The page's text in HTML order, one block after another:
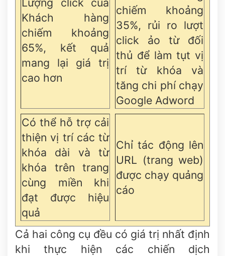
Khách hàng
chiếm khoảng
65%, kết quả
mang lại giá trị
cao hơn
chiếm khoảng
35%, rủi ro lượt
click ảo từ đối
thủ để làm tụt vị
trí từ khóa và
tăng chi phí chạy
Google Adword
Có thể hỗ trợ cải
thiện vị trí các từ
khóa dài và từ
khóa trên trang
cùng miền khi
đạt được hiệu
quả
Chỉ tác động lên
URL (trang web)
được chạy quảng
cáo
Cả hai công cụ đều có giá trị nhất định
khi thực hiện các chiến dịch